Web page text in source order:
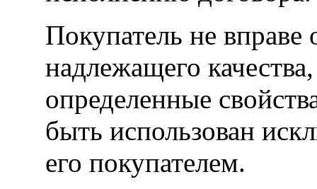
Покупатель не вправе
надлежащего
определенные
быть использован
его покупателем.